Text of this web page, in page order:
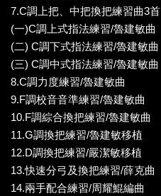
7.C調上把、中把換把練習曲3首
(一)C調上式指法練習/魯建敏曲
(二) C調下式指法練習/魯建敏曲
(三) C調中式指法練習/魯建敏曲
8.C調力度練習/魯建敏曲
9.F調校音音準練習/魯建敏曲
10.F調綜合換把練習/魯建敏曲
11.G調換把練習/魯建敏移植
12.D調換把練習/嚴潔敏移植
13.快速分弓及換把練習/薛克曲
14.兩手配合練習/周耀鯤編曲